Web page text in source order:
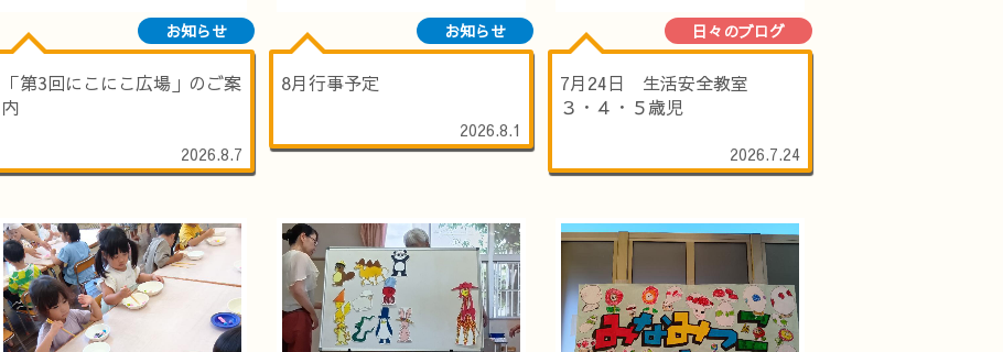
お知らせ
「第3回にこにこ広場」のご案
内
2026.8.7
お知らせ
8月行事予定
2026.8.1
日々のブログ
7月24日 生活安全教室
３・４・５歳児
2026.7.24